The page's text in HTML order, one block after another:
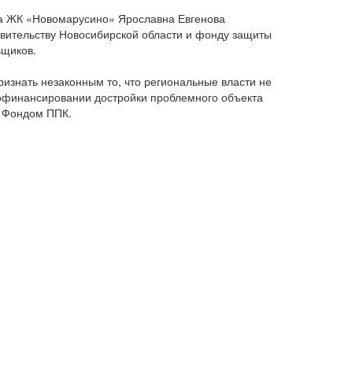
«Новомарусино» Ярославна Евгенова
Новосибирской области и фонду защиты
незаконным то, что региональные власти не
достройки проблемного объекта
ППК.